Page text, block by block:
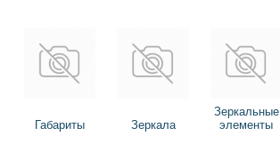
Габариты Зеркала
Зеркальные
элементы